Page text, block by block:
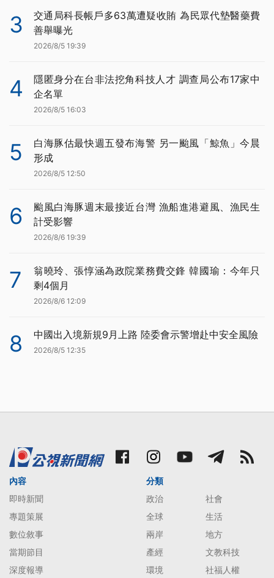
3
交通局科長帳戶多63萬遭疑收賄 為民眾代墊醫藥費
善舉曝光
2026/8/5 19:39
4
隱匿身分在台非法挖角科技人才 調查局公布17家中
企名單
2026/8/5 16:03
5
白海豚估最快週五發布海警 另一颱風「鯨魚」今晨
形成
2026/8/5 12:50
6
颱風白海豚週末最接近台灣 漁船進港避風、漁民生
計受影響
2026/8/6 19:39
7
翁曉玲、張惇涵為政院業務費交鋒 韓國瑜：今年只
剩4個月
2026/8/6 12:09
8 中國出入境新規9月上路 陸委會示警增赴中安全風險
2026/8/5 12:35
內容
即時新聞
專題策展
數位敘事
當期節目
深度報導
分類
政治
社會
全球
生活
兩岸
地方
產經
文教科技
環境
社福人權